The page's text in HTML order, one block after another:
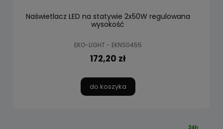
Naświetlacz LED na statywie 2x50W regulowana
wysokość
EKO-LIGHT - EKNS0455
172,20 zł
do koszyka